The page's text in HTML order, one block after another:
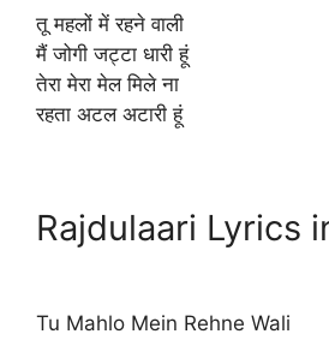
तू महलों में रहने वाली
मैं जोगी जट्टा धारी हूं
तेरा मेरा मेल मिले ना
रहता अटल अटारी हूं
Rajdulaari Lyrics
Tu Mahlo Mein Rehne Wali